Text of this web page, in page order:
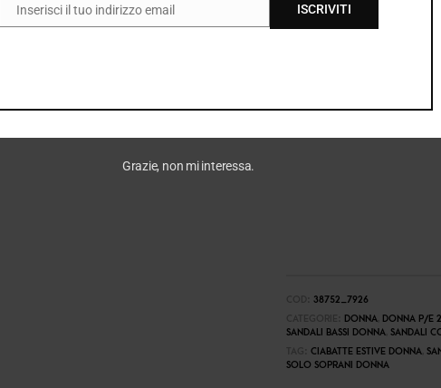
38752_7926
DONNA, DONNA P/E
SANDALI BASSI DONNA, SANDALI
CIABATTE ESTIVE DONNA,
SOLO SOPRANI DONNA
EMAIL
Inserisci il tuo indirizzo email ISCRIVITI
Grazie, non mi interessa.